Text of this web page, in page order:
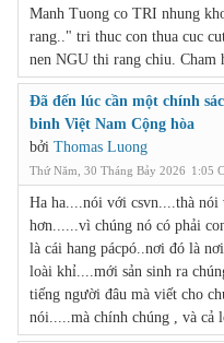
Manh Tuong co TRI nhung
rang.." tri thuc con thua cuc
nen NGU thi rang chiu. Cham
Đã đến lúc cần một chính
binh Việt Nam Cộng hòa
bởi Thomas Luong
Thứ Năm, 30 Tháng Bảy 2026 1:05
Ha ha....nói với csvn....thà
hơn......vì chúng nó có phải
là cái hang pácpó..nơi đó là
loài khỉ....mới sản sinh ra
tiếng người đâu mà viết cho
nói.....mà chính chúng , và cả